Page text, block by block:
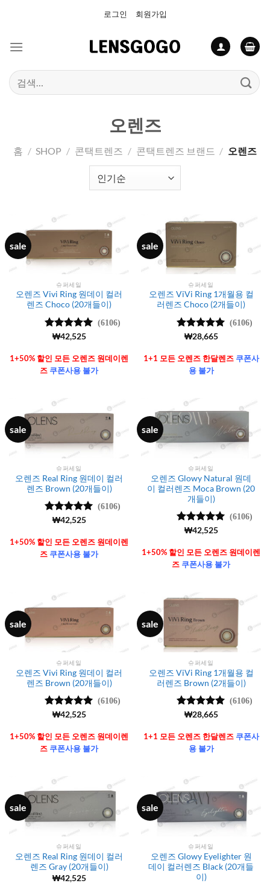
로그인 회원가입
검
색:
오렌즈
홈 / SHOP / 콘택트렌즈 / 콘택트렌즈 브랜드 / 오렌즈
sale
슈퍼세일
오렌즈 Vivi Ring 원데이 컬러
렌즈 Choco (20개들이)
5 중에서
가됨
(6106)
₩42,525
1+50% 할인 모든 오렌즈 원데이렌
즈 쿠폰사용 불가
sale
슈퍼세일
오렌즈 ViVi Ring 1개월용 컬
러렌즈 Choco (2개들이)
5 중에서
가됨
(6106)
₩28,665
1+1 모든 오렌즈 한달렌즈쿠폰사
용 불가
sale
슈퍼세일
오렌즈 Real Ring 원데이 컬러
렌즈 Brown (20개들이)
5 중에서
가됨
(6106)
₩42,525
1+50% 할인 모든 오렌즈 원데이렌
즈 쿠폰사용 불가
sale
슈퍼세일
오렌즈 Glowy Natural 원데
이 컬러렌즈 Moca Brown (20
개들이)
5 중에서
가됨
(6106)
₩42,525
1+50% 할인 모든 오렌즈 원데이렌
즈 쿠폰사용 불가
sale
슈퍼세일
오렌즈 Vivi Ring 원데이 컬러
렌즈 Brown (20개들이)
5 중에서
가됨
(6106)
₩42,525
1+50% 할인 모든 오렌즈 원데이렌
즈 쿠폰사용 불가
sale
슈퍼세일
오렌즈 ViVi Ring 1개월용 컬
러렌즈 Brown (2개들이)
5 중에서
가됨
(6106)
₩28,665
1+1 모든 오렌즈 한달렌즈쿠폰사
용 불가
sale
슈퍼세일
오렌즈 Real Ring 원데이 컬러
렌즈 Gray (20개들이)
₩42,525
sale
슈퍼세일
오렌즈 Glowy Eyelighter 원
데이 컬러렌즈 Black (20개들
이)